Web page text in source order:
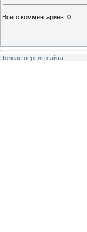
Всего комментариев: 0
Полная версия сайта